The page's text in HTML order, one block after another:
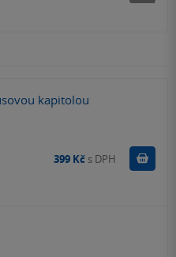
kapitolou
399 Kč s DPH Koupit